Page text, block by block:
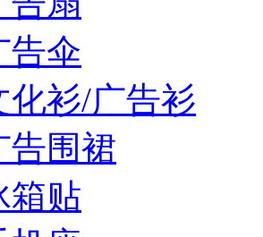
告伞
化衫/广告衫
告围裙
箱贴